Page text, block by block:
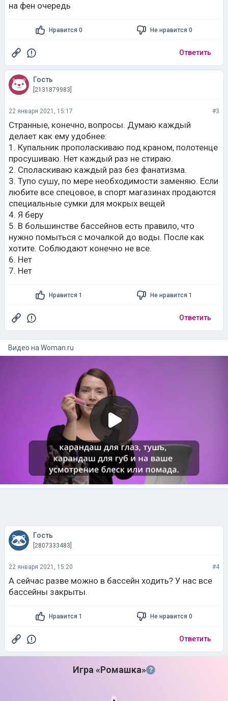
на фен очередь
Нравится 0 Не нравится 0
Ответить
Гость
[2131879983]
22 января 2021, 15:17 #3
Странные, конечно, вопросы. Думаю каждый
делает как ему удобнее:
1. Купальник прополаскиваю под краном, полотенце
просушиваю. Нет каждый раз не стираю.
2. Споласкиваю каждый раз без фанатизма.
3. Тупо сушу, по мере необходимости заменяю. Если
любите все спецовое, в спорт магазинах продаются
специальные сумки для мокрых вещей
4. Я беру
5. В большинстве бассейнов есть правило, что
нужно помыться с мочалкой до воды. После как
хотите. Соблюдают конечно не все.
6. Нет
7. Нет
Нравится 1 Не нравится 1
Ответить
Видео на woman.ru
Гость
[2807333483]
22 января 2021, 15:20 #4
А сейчас разве можно в бассейн ходить? У нас все
бассейны закрыты.
Нравится 1 Не нравится 0
Ответить
Игра «Ромашка» ?